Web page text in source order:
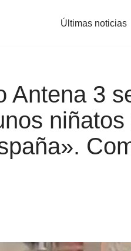
Últimas noticias
Antena 3